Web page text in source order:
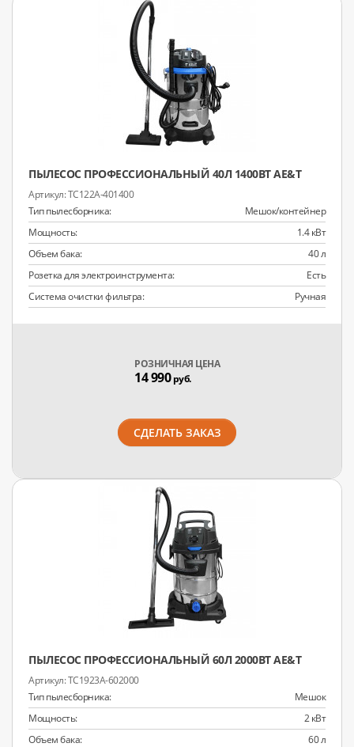
ПЫЛЕСОС ПРОФЕССИОНАЛЬНЫЙ 40Л 1400ВТ AE&T
TC122A-401400
Тип пылесборника:
Мешок/контейнер
Мощность:
1.4 кВт
Объем бака:
40 л
Розетка для электроинструмента:
Есть
Система очистки фильтра:
Ручная
РОЗНИЧНАЯ ЦЕНА
14 990руб.
СДЕЛАТЬ ЗАКАЗ
ПЫЛЕСОС ПРОФЕССИОНАЛЬНЫЙ 60Л 2000ВТ AE&T
TC1923A-602000
Тип пылесборника:
Мешок
Мощность:
2 кВт
Объем бака:
60 л